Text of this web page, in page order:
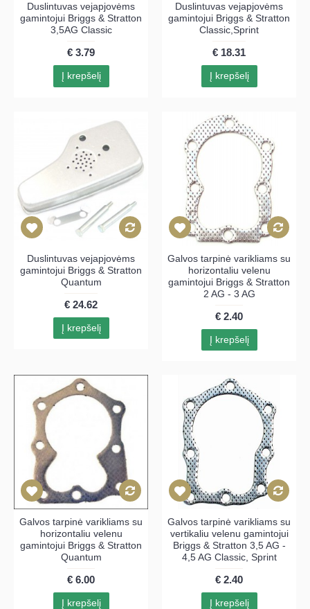
Duslintuvas vejapjovėms
gamintojui Briggs & Stratton
3,5AG Classic
€ 3.79
Į krepšelį
Duslintuvas vejapjovėms
gamintojui Briggs & Stratton
Classic,Sprint
€ 18.31
Į krepšelį
Duslintuvas vejapjovėms
gamintojui Briggs & Stratton
Quantum
€ 24.62
Į krepšelį
Galvos tarpinė varikliams su
horizontaliu velenu
gamintojui Briggs & Stratton
2 AG - 3 AG
€ 2.40
Į krepšelį
Galvos tarpinė varikliams su
horizontaliu velenu
gamintojui Briggs & Stratton
Quantum
€ 6.00
Į krepšelį
Galvos tarpinė varikliams su
vertikaliu velenu gamintojui
Briggs & Stratton 3,5 AG -
4,5 AG Classic, Sprint
€ 2.40
Į krepšelį